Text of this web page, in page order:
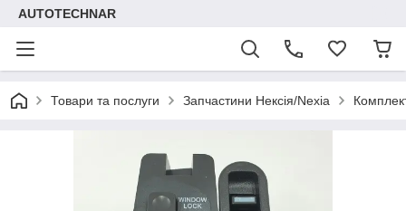
AUTOTECHNAR
Товари та послуги Запчастини Нексія/Nexia